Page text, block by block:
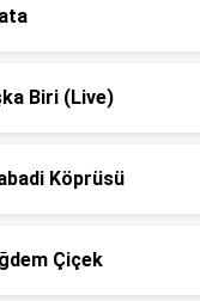
Biri (Live)
Köprüsü
Çiçek